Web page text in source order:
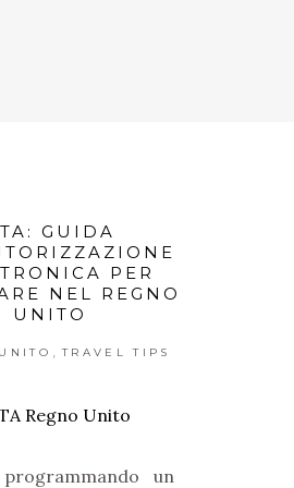
GUIDA
PER
NEL REGNO
UNITO
TRAVEL TIPS
un